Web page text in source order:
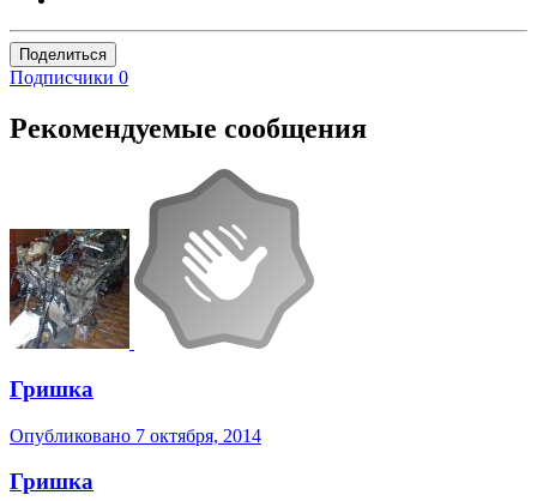
Поделиться
Подписчики 0
Рекомендуемые сообщения
Гришка
Опубликовано 7 октября, 2014
Гришка